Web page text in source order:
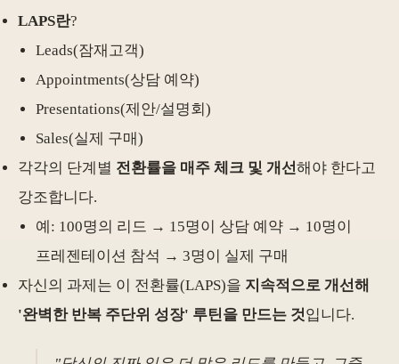
LAPS란?
Leads(잠재고객)
Appointments(상담 예약)
Presentations(제안/설명회)
Sales(실제 구매)
각각의 단계별 전환률을 매주 체크 및 개선해야 한다고
강조합니다.
예: 100명의 리드 → 15명이 상담 예약 → 10명이
프레젠테이션 참석 → 3명이 실제 구매
자신의 과제는 이 전환률(LAPS)을 지속적으로 개선해
'완벽한 반복 주단위 성장' 루틴을 만드는 것입니다.